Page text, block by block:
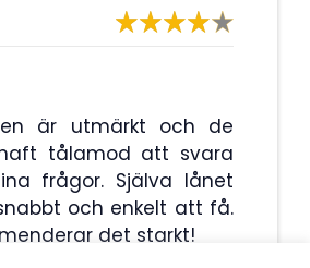
är utmärkt och de
tålamod att svara
frågor. Själva lånet
och enkelt att få.
det starkt!